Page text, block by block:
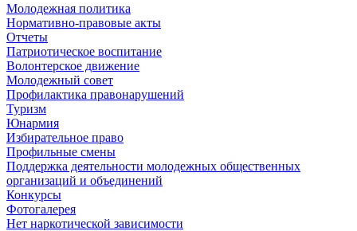
Молодежная политика
Нормативно-правовые акты
Отчеты
Патриотическое воспитание
Волонтерское движение
Молодежный совет
Профилактика правонарушений
Туризм
Юнармия
Избирательное право
Профильные смены
Поддержка деятельности молодежных общественных
организаций и объединений
Конкурсы
Фотогалерея
Нет наркотической зависимости